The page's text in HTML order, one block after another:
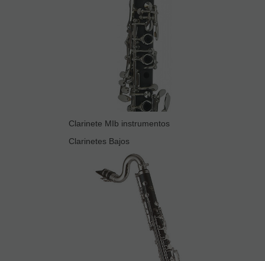
Clarinete MIb instrumentos
Clarinetes Bajos